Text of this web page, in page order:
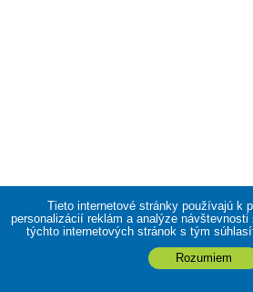
Tieto internetové stránky používajú k
personalizácií reklám a analýze
týchto internetových stránok s tým
Rozumiem